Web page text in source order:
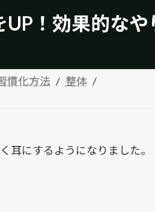
！効果的なや
慣化方法
整体
耳にするようになりました。